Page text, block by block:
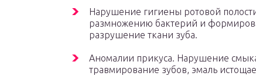
Нарушение гигиены ротовой
размножению бактерий и
разрушение ткани зуба.
Аномалии прикуса. Нарушение
травмирование зубов, эмаль